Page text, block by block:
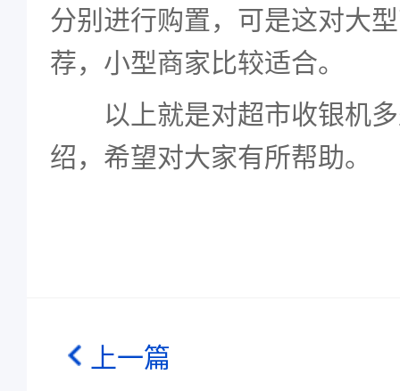
分别进行购置，可是这对大
荐，小型商家比较适合。
以上就是对超市收银机多
绍，希望对大家有所帮助。
上一篇